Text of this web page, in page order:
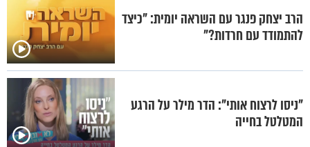
הרב יצחק פנגר עם השראה יומית: "כיצד
להתמודד עם חרדות?"
"ניסו לרצוח אותי": הדר מילר על הרגע
המטלטל בחייה